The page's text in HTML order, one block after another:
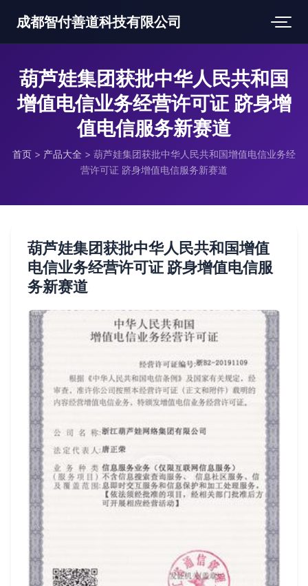
成都智付善道科技有限公司
葫芦娃集团获批中华人民共和国
增值电信业务经营许可证 跻身增
值电信服务新赛道
首页 > 产品大全 > 葫芦娃集团获批中华人民共和国增值电信业务经
营许可证 跻身增值电信服务新赛道
葫芦娃集团获批中华人民共和国增值
电信业务经营许可证 跻身增值电信服
务新赛道